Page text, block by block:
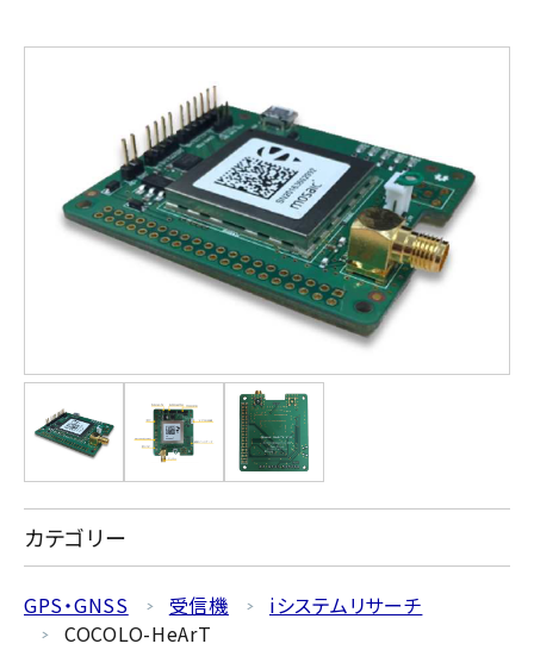
カテゴリー
GPS・GNSS 受信機
iシステムリサーチ
COCOLO-HeArT